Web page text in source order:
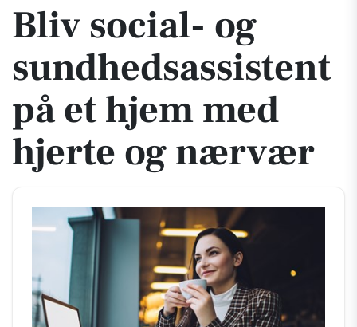
Bliv social- og
sundhedsassistent
på et hjem med
hjerte og nærvær